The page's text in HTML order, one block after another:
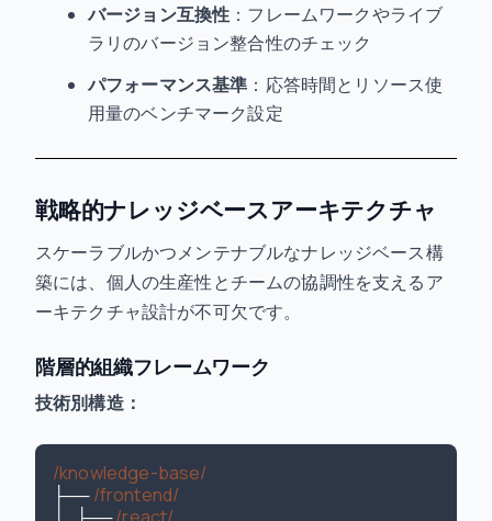
バージョン互換性 ：フレームワークやライブ
ラリのバージョン整合性のチェック
パフォーマンス基準 ：応答時間とリソース使
用量のベンチマーク設定
戦略的ナレッジベースアーキテクチャ
スケーラブルかつメンテナブルなナレッジベース構
築には、個人の生産性とチームの協調性を支えるア
ーキテクチャ設計が不可欠です。
階層的組織フレームワーク
技術別構造：
/knowledge-base/
├── /frontend/
│   ├── /react/